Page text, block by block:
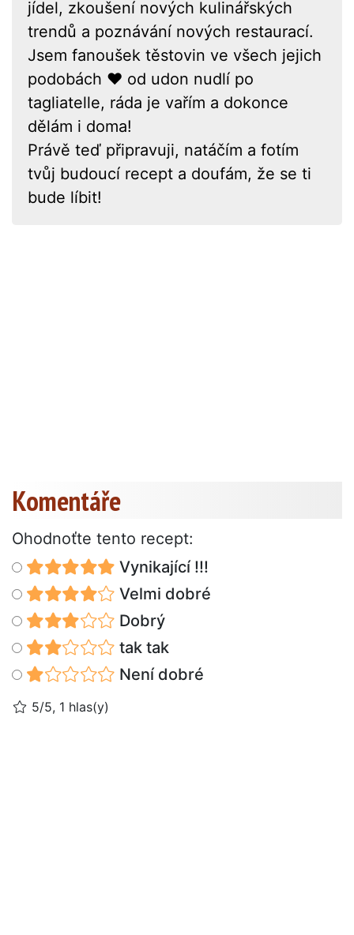
jídel, zkoušení nových kulinářských
trendů a poznávání nových restaurací.
Jsem fanoušek těstovin ve všech jejich
podobách ❤ od udon nudlí po
tagliatelle, ráda je vařím a dokonce
dělám i doma!
Právě teď připravuji, natáčím a fotím
tvůj budoucí recept a doufám, že se ti
bude líbit!
Komentáře
Ohodnoťte tento recept:
Vynikající !!!
Velmi dobré
Dobrý
tak tak
Není dobré
5/5, 1 hlas(y)